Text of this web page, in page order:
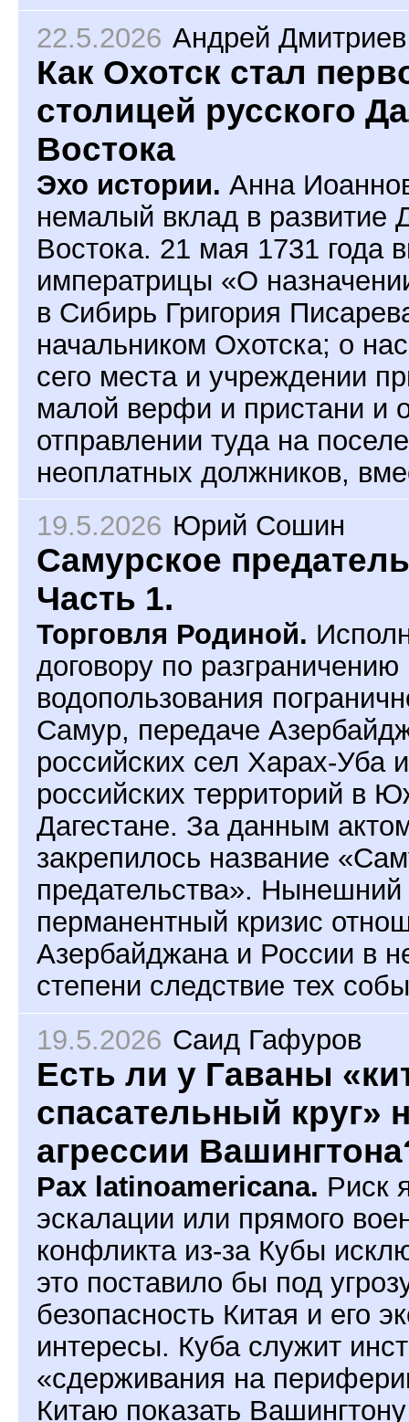
22.5.2026 Андрей Дмитриев
Как Охотск стал
столицей русского
Востока
Эхо истории. Анна
немалый вклад в развитие
Востока. 21 мая 1731 года
императрицы «О
в Сибирь Григория
начальником Охотска; о
сего места и учреждении
малой верфи и пристани и
отправлении туда на
неоплатных должников,
19.5.2026 Юрий Сошин
Самурское
Часть 1.
Торговля Родиной.
договору по разграничению
водопользования
Самур, передаче
российских сел Харах-Уба
российских территорий в
Дагестане. За данным
закрепилось название
предательства». Нынешний
перманентный кризис
Азербайджана и России в
степени следствие тех
19.5.2026 Саид Гафуров
Есть ли у Гаваны
спасательный круг»
агрессии
Pax latinoamericana. Риск
эскалации или прямого
конфликта из-за Кубы
это поставило бы под
безопасность Китая и его
интересы. Куба служит
«сдерживания на
Китаю показать Вашингтону